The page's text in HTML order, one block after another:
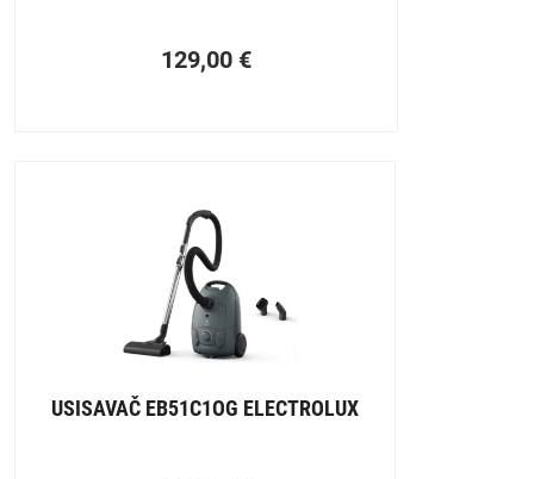
129,00 €
USISAVAČ EB51C1OG ELECTROLUX